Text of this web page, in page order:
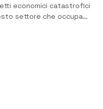
economici catastrofici
settore che occupa
fermo a causa